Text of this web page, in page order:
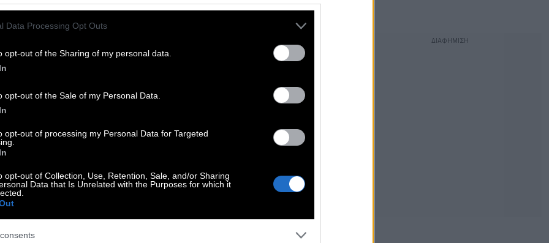
Data Processing Opt Outs
opt-out of the Sharing of my personal data.
opt-out of the Sale of my Personal Data.
opt-out of processing my Personal Data for Targeted
opt-out of Collection, Use, Retention, Sale, and/or Sharing
Data that Is Unrelated with the Purposes for which it
όχι;
πρόσωπο, μπορείς να αναρωτηθείς τι είναι
σκληράδα; Αντριλίκι που φαίνεται
κάτι τέτοιο στη ζωή σου;
παραπάνω, ότι δηλαδή έχεις και
περίπτωση, ίσως και η πιο πιθανή, είναι να
το μυαλό σου να κάνει το άντμιν. Δώστου